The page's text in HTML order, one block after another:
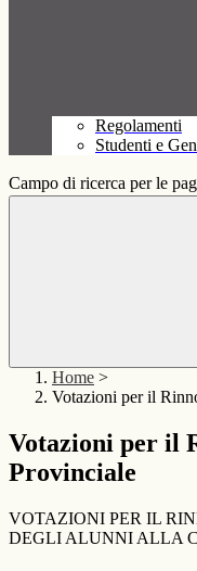
Regolamenti
Studenti e
Campo di ricerca per le
Home >
Votazioni per il
Votazioni per il
Provinciale
VOTAZIONI PER IL
DEGLI ALUNNI ALLA